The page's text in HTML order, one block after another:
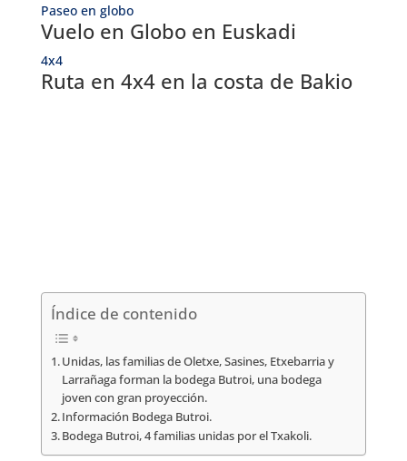
Paseo en globo
Vuelo en Globo en Euskadi
4x4
Ruta en 4x4 en la costa de Bakio
Índice de contenido
Unidas, las familias de Oletxe, Sasines, Etxebarria y
Larrañaga forman la bodega Butroi, una bodega
joven con gran proyección.
Información Bodega Butroi.
Bodega Butroi, 4 familias unidas por el Txakoli.